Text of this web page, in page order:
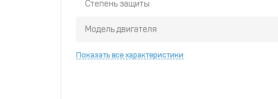
Степень защиты
Модель двигателя
Показать все характеристики